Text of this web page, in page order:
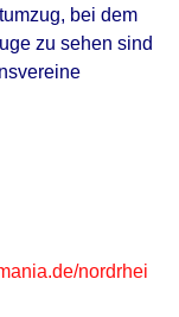
bei dem
zu sehen sind
nordrhei